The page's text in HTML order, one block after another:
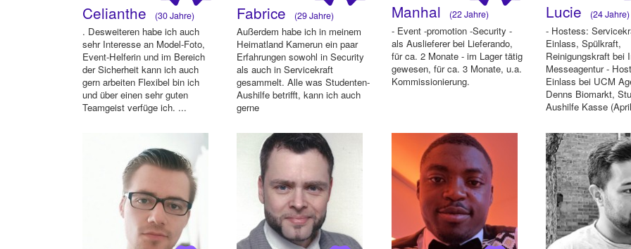
Celianthe (30 Jahre)
. Desweiteren habe ich auch
sehr Interesse an Model-Foto,
Event-Helferin und im Bereich
der Sicherheit kann ich auch
gern arbeiten Flexibel bin ich
und über einen sehr guten
Teamgeist verfüge ich. ...
Fabrice (29 Jahre)
Außerdem habe ich in meinem
Heimatland Kamerun ein paar
Erfahrungen sowohl in Security
als auch in Servicekraft
gesammelt. Alle was Studenten-
Aushilfe betrifft, kann ich auch
gerne
Manhal (22 Jahre)
- Event -promotion -Security -
als Auslieferer bei Lieferando,
für ca. 2 Monate - im Lager tätig
gewesen, für ca. 3 Monate, u.a.
Kommissionierung.
Lucie (24 Jahre)
- Hostess:
Einlass, Spülkraft,
Reinigungskraft bei
Messeagentur -
Einlass bei UCM
Denns Biomarkt,
Aushilfe Kasse